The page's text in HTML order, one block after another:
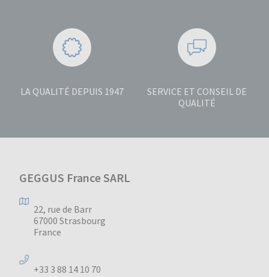
LA QUALITÉ DEPUIS 1947
SERVICE ET CONSEIL DE
QUALITÉ
GEGGUS France SARL
22, rue de Barr
67000 Strasbourg
France
+33 3 88 14 10 70